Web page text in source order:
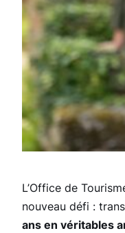
L’Office de
nouveau défi :
ans en véritables